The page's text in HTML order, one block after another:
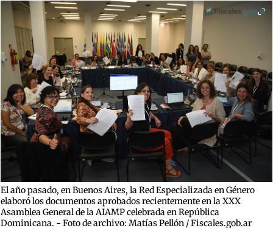
El año pasado, en Buenos Aires, la Red Especializada en Género
elaboró los documentos aprobados recientemente en la XXX
Asamblea General de la AIAMP celebrada en República
Dominicana. - Foto de archivo: Matías Pellón / Fiscales.gob.ar